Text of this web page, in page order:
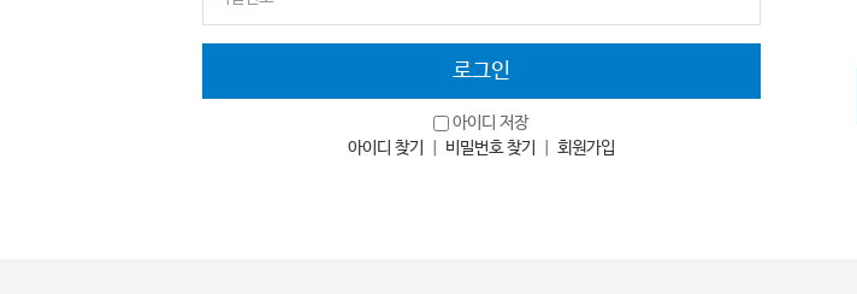
아이디 저장
아이디 찾기
비밀번호 찾기 회원가입